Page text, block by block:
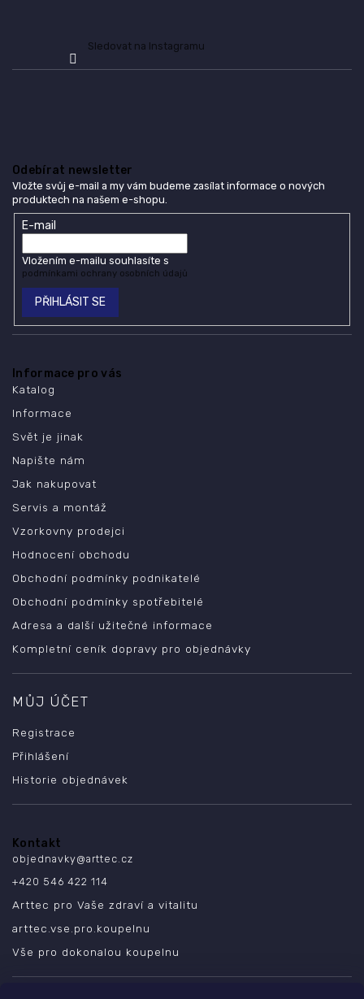
u
Sledovat na Instagramu
Odebírat newsletter
Vložte svůj e-mail a my vám budeme zasílat informace o nových
produktech na našem e-shopu.
E-mail
Vložením e-mailu souhlasíte s
podmínkami ochrany osobních údajů
PŘIHLÁSIT SE
Informace pro vás
Katalog
Informace
Svět je jinak
Napište nám
Jak nakupovat
Servis a montáž
Vzorkovny prodejci
Hodnocení obchodu
Obchodní podmínky podnikatelé
Obchodní podmínky spotřebitelé
Adresa a další užitečné informace
Kompletní ceník dopravy pro objednávky
MŮJ ÚČET
Registrace
Přihlášení
Historie objednávek
Kontakt
objednavky@arttec.cz
+420 546 422 114
Arttec pro Vaše zdraví a vitalitu
arttec.vse.pro.koupelnu
Vše pro dokonalou koupelnu